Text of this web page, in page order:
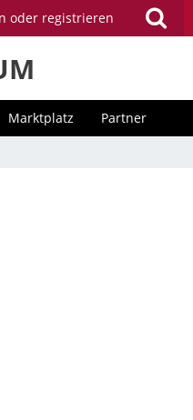
oder registrieren
Marktplatz Partner